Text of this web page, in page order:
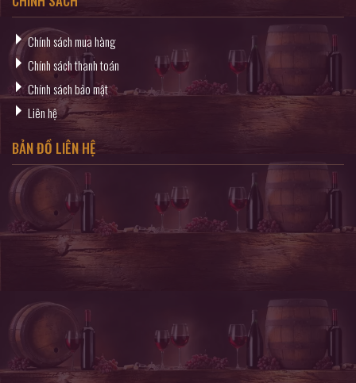
Chính sách mua hàng
Chính sách thanh toán
Chính sách bảo mật
Liên hệ
BẢN ĐỒ LIÊN HỆ